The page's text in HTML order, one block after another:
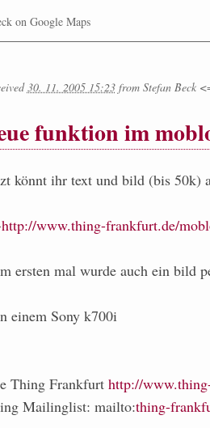
on Google Maps
30. 11. 2005 15:23from Stefan Beck
funktion im
könnt ihr text und bild (bis 50k)
http://www.thing-frankfurt.de/
ersten mal wurde auch ein bild
einem Sony k700i
Thing Frankfurt http://
Mailinglist: mailto:thing-